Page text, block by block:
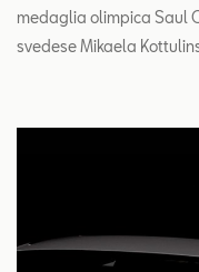
medaglia olimpica Saul
svedese Mikaela